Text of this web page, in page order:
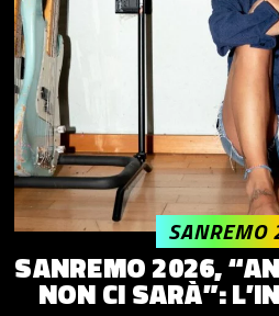
SANREMO 2026,
NON CI SARÀ”: